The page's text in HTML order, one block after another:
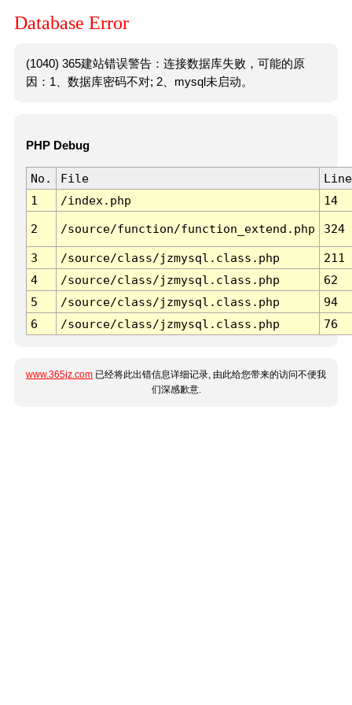
Database Error
(1040) 365建站错误警告：连接数据库失败，可能的原
因：1、数据库密码不对; 2、mysql未启动。
PHP Debug
No. File
Line
1
/index.php 14
2 /source/function/function_extend.php 324
3 /source/class/jzmysql.class.php
211
4
/source/class/jzmysql.class.php
62
5
/source/class/jzmysql.class.php
94
6
/source/class/jzmysql.class.php 76
www.365jz.com 已经将此出错信息详细记录, 由此给您带来的访问不便我
们深感歉意.